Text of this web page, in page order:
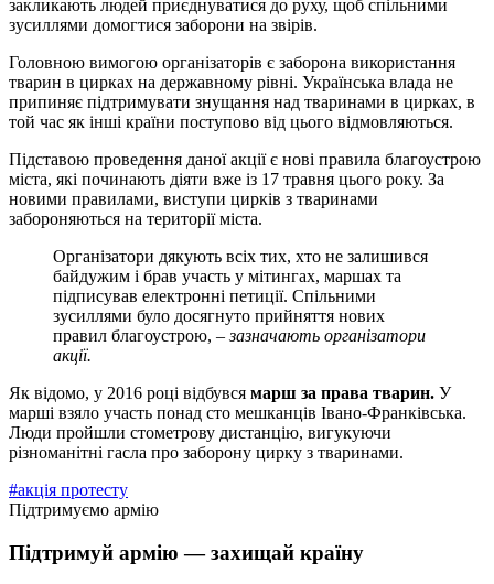
закликають людей приєднуватися до руху, щоб спільними
зусиллями домогтися заборони на звірів.
Головною вимогою організаторів є заборона використання
тварин в цирках на державному рівні. Українська влада не
припиняє підтримувати знущання над тваринами в цирках, в
той час як інші країни поступово від цього відмовляються.
Підставою проведення даної акції є нові правила благоустрою
міста, які починають діяти вже із 17 травня цього року. За
новими правилами, виступи цирків з тваринами
забороняються на території міста.
Організатори дякують всіх тих, хто не залишився
байдужим і брав участь у мітингах, маршах та
підписував електронні петиції. Спільними
зусиллями було досягнуто прийняття нових
правил благоустрою, –зазначають організатори
акції.
Як відомо, у 2016 році відбувся марш за права тварин. У
марші взяло участь понад сто мешканців Івано-Франківська.
Люди пройшли стометрову дистанцію, вигукуючи
різноманітні гасла про заборону цирку з тваринами.
#акція протесту
Підтримуємо армію
Підтримуй армію — захищай країну